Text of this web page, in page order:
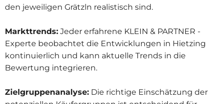
den jeweiligen Grätzln realistisch sind.
Markttrends: Jeder erfahrene KLEIN & PARTNER -
Experte beobachtet die Entwicklungen in Hietzing
kontinuierlich und kann aktuelle Trends in die
Bewertung integrieren.
Zielgruppenanalyse: Die richtige Einschätzung der